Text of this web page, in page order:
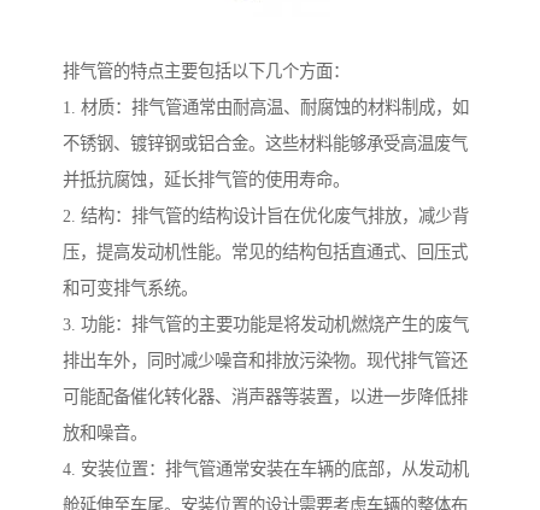
排气管的特点主要包括以下几个方面：
1. 材质：排气管通常由耐高温、耐腐蚀的材料制成，如
不锈钢、镀锌钢或铝合金。这些材料能够承受高温废气
并抵抗腐蚀，延长排气管的使用寿命。
2. 结构：排气管的结构设计旨在优化废气排放，减少背
压，提高发动机性能。常见的结构包括直通式、回压式
和可变排气系统。
3. 功能：排气管的主要功能是将发动机燃烧产生的废气
排出车外，同时减少噪音和排放污染物。现代排气管还
可能配备催化转化器、消声器等装置，以进一步降低排
放和噪音。
4. 安装位置：排气管通常安装在车辆的底部，从发动机
舱延伸至车尾。安装位置的设计需要考虑车辆的整体布